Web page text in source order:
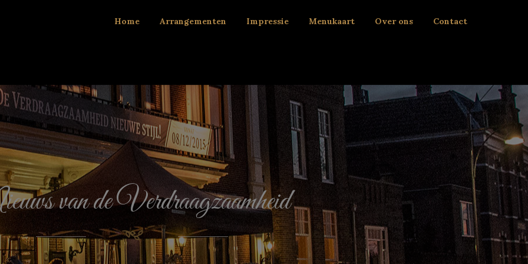
Home Arrangementen Impressie Menukaart Over ons Contact
van de Verdraagzaamheid